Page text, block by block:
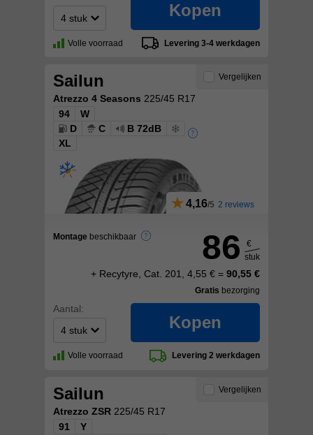
Kopen
Volle voorraad Levering 3-4 werkdagen
Sailun
Atrezzo 4 Seasons 225/45 R17
94
W
D
C
B 72dB
XL
4,16 2 reviews
Montage beschikbaar
Vergelijken
86
€
stuk
+ Recytyre, Cat. 201, 4,55 € = 90,55 €
Gratis bezorging
Aantal:
Kopen
Volle voorraad Levering 2 werkdagen
Sailun
Atrezzo ZSR 225/45 R17
91
Y
Vergelijken